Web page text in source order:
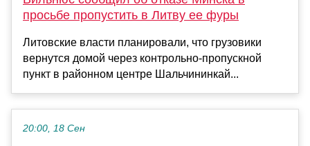
просьбе пропустить в Литву ее фуры
Литовские власти планировали, что грузовики
вернутся домой через контрольно-пропускной
пункт в районном центре Шальчининкай...
20:00, 18 Сен